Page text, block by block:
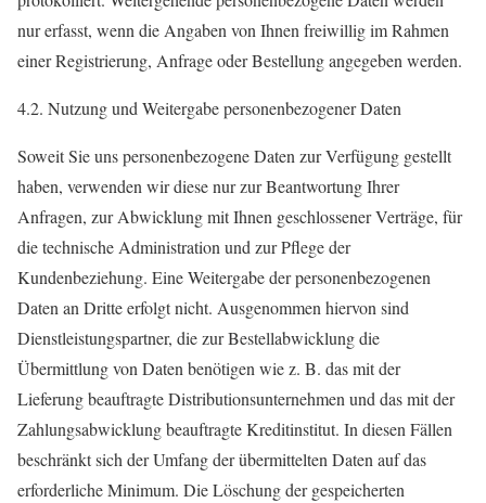
nur erfasst, wenn die Angaben von Ihnen freiwillig im Rahmen
einer Registrierung, Anfrage oder Bestellung angegeben werden.
4.2. Nutzung und Weitergabe personenbezogener Daten
Soweit Sie uns personenbezogene Daten zur Verfügung gestellt
haben, verwenden wir diese nur zur Beantwortung Ihrer
Anfragen, zur Abwicklung mit Ihnen geschlossener Verträge, für
die technische Administration und zur Pflege der
Kundenbeziehung. Eine Weitergabe der personenbezogenen
Daten an Dritte erfolgt nicht. Ausgenommen hiervon sind
Dienstleistungspartner, die zur Bestellabwicklung die
Übermittlung von Daten benötigen wie z. B. das mit der
Lieferung beauftragte Distributionsunternehmen und das mit der
Zahlungsabwicklung beauftragte Kreditinstitut. In diesen Fällen
beschränkt sich der Umfang der übermittelten Daten auf das
erforderliche Minimum. Die Löschung der gespeicherten